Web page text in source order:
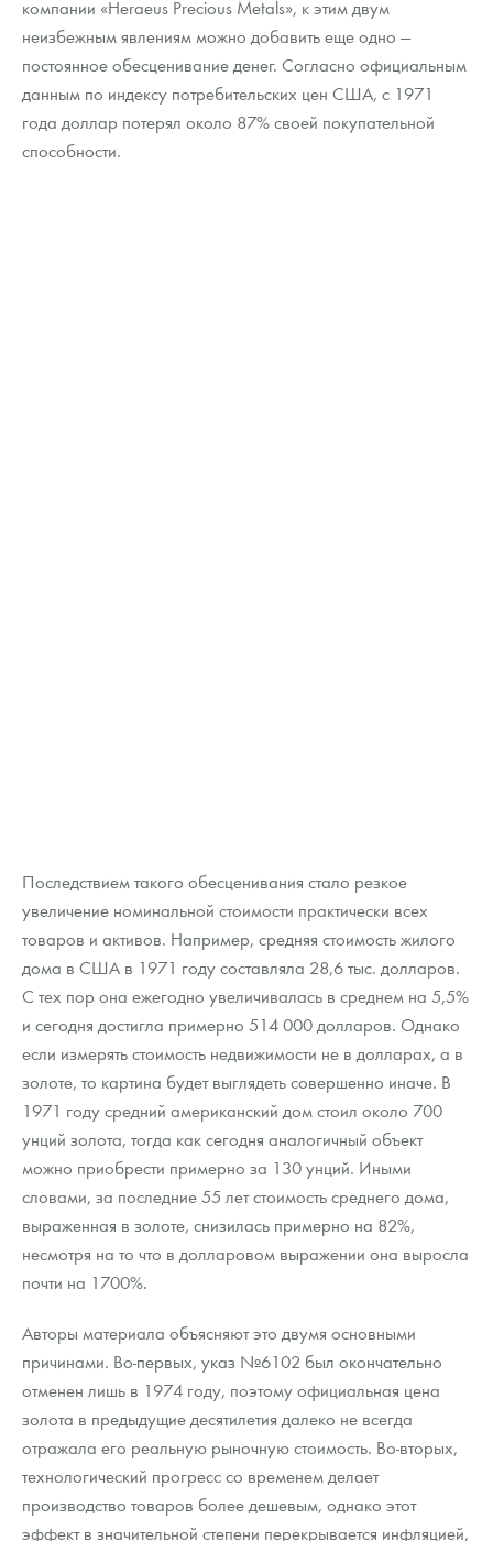
компании «Heraeus Precious Metals», к этим двум
неизбежным явлениям можно добавить еще одно —
постоянное обесценивание денег. Согласно официальным
данным по индексу потребительских цен США, с 1971
года доллар потерял около 87% своей покупательной
способности.
Последствием такого обесценивания стало резкое
увеличение номинальной стоимости практически всех
товаров и активов. Например, средняя стоимость жилого
дома в США в 1971 году составляла 28,6 тыс. долларов.
С тех пор она ежегодно увеличивалась в среднем на 5,5%
и сегодня достигла примерно 514 000 долларов. Однако
если измерять стоимость недвижимости не в долларах, а в
золоте, то картина будет выглядеть совершенно иначе. В
1971 году средний американский дом стоил около 700
унций золота, тогда как сегодня аналогичный объект
можно приобрести примерно за 130 унций. Иными
словами, за последние 55 лет стоимость среднего дома,
выраженная в золоте, снизилась примерно на 82%,
несмотря на то что в долларовом выражении она выросла
почти на 1700%.
Авторы материала объясняют это двумя основными
причинами. Во-первых, указ №6102 был окончательно
отменен лишь в 1974 году, поэтому официальная цена
золота в предыдущие десятилетия далеко не всегда
отражала его реальную рыночную стоимость. Во-вторых,
технологический прогресс со временем делает
производство товаров более дешевым, однако этот
эффект в значительной степени перекрывается инфляцией,